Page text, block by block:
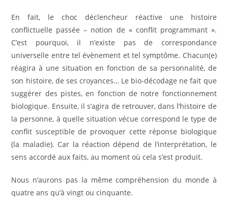
En fait, le choc déclencheur réactive une histoire
conflictuelle passée – notion de « conflit programmant ».
C’est pourquoi, il n’existe pas de correspondance
universelle entre tel évènement et tel symptôme. Chacun(e)
réagira à une situation en fonction de sa personnalité, de
son histoire, de ses croyances… Le bio-décodage ne fait que
suggérer des pistes, en fonction de notre fonctionnement
biologique. Ensuite, il s’agira de retrouver, dans l’histoire de
la personne, à quelle situation vécue correspond le type de
conflit susceptible de provoquer cette réponse biologique
(la maladie). Car la réaction dépend de l’interprétation, le
sens accordé aux faits, au moment où cela s’est produit.
Nous n’aurons pas la même compréhension du monde à
quatre ans qu’à vingt ou cinquante.